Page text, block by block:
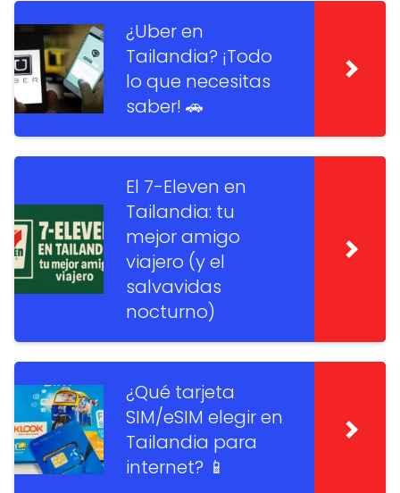
¿Uber en
Tailandia? ¡Todo
lo que necesitas
saber! 🚗
El 7-Eleven en
Tailandia: tu
mejor amigo
viajero (y el
salvavidas
nocturno)
¿Qué tarjeta
SIM/eSIM elegir en
Tailandia para
internet? 📱